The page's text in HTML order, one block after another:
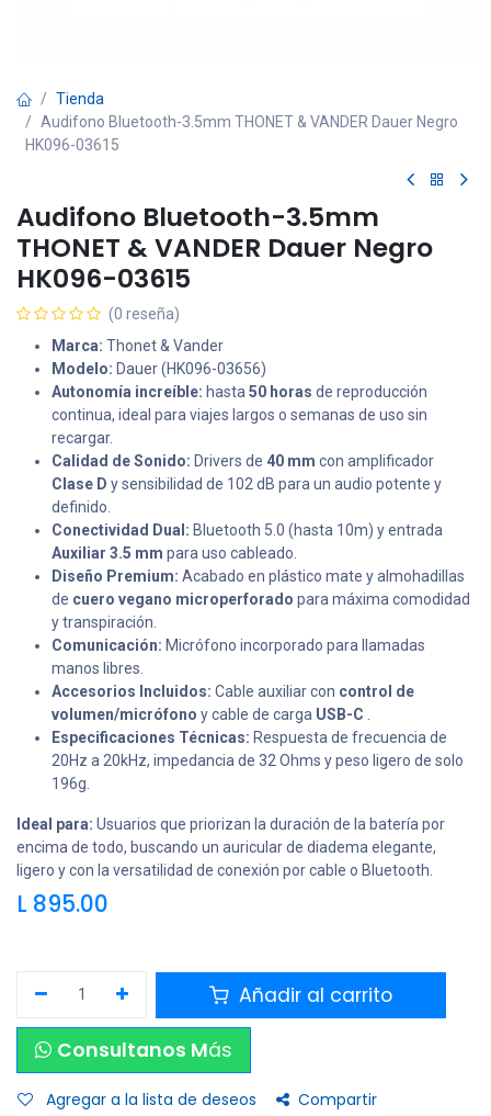
Tienda
Audifono Bluetooth-3.5mm THONET & VANDER Dauer Negro
HK096-03615
Audifono Bluetooth-3.5mm
THONET & VANDER Dauer Negro
HK096-03615
(0 reseña)
Marca: Thonet & Vander
Modelo: Dauer (HK096-03656)
Autonomía increíble: hasta 50 horas de reproducción
continua, ideal para viajes largos o semanas de uso sin
recargar.
Calidad de Sonido: Drivers de 40 mm con amplificador
Clase D y sensibilidad de 102 dB para un audio potente y
definido.
Conectividad Dual: Bluetooth 5.0 (hasta 10m) y entrada
Auxiliar 3.5 mm para uso cableado.
Diseño Premium: Acabado en plástico mate y almohadillas
de cuero vegano microperforado para máxima comodidad
y transpiración.
Comunicación: Micrófono incorporado para llamadas
manos libres.
Accesorios Incluidos: Cable auxiliar con control de
volumen/micrófono y cable de carga USB-C
Especificaciones Técnicas: Respuesta de frecuencia de
20Hz a 20kHz, impedancia de 32 Ohms y peso ligero de solo
196g.
Ideal para: Usuarios que priorizan la duración de la batería por
encima de todo, buscando un auricular de diadema elegante,
ligero y con la versatilidad de conexión por cable o Bluetooth.
L 895.00
Añadir al carrito
Consultanos Más
Agregar a la lista de deseos Compartir